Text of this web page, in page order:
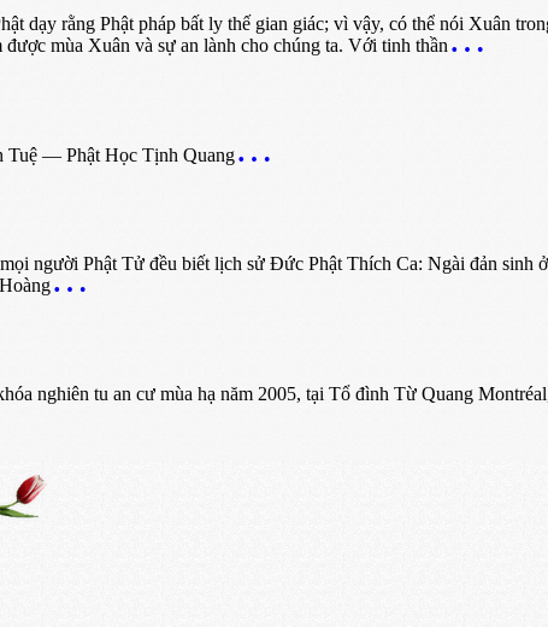
dạy rằng Phật pháp bất ly thế gian giác; vì vậy, có thể nói Xuân
mùa Xuân và sự an lành cho chúng ta. Với tinh thần
Tuệ — Phật Học Tịnh Quang
người Phật Tử đều biết lịch sử Ðức Phật Thích Ca: Ngài đản sinh
nghiên tu an cư mùa hạ năm 2005, tại Tổ đình Từ Quang